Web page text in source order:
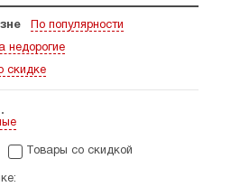
По популярности
недорогие
скидке
Товары со скидкой